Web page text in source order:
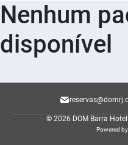
Nenhum
disponível
© 2026 DOM Barra Hotel.
Powered by